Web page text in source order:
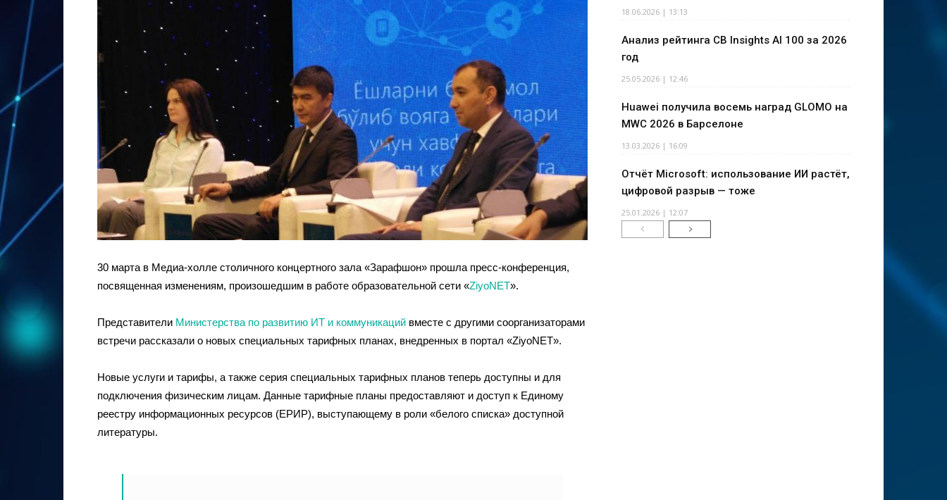
30 марта в Медиа-холле столичного концертного зала «Зарафшон» прошла пресс-конференция,
посвященная изменениям, произошедшим в работе образовательной сети «ZiyoNET».
Представители Министерства по развитию ИТ и коммуникаций вместе с другими соорганизаторами
встречи рассказали о новых специальных тарифных планах, внедренных в портал «ZiyoNET».
Новые услуги и тарифы, а также серия специальных тарифных планов теперь доступны и для
подключения физическим лицам. Данные тарифные планы предоставляют и доступ к Единому
реестру информационных ресурсов (ЕРИР), выступающему в роли «белого списка» доступной
литературы.
18.06.2026 | 13:13
Анализ рейтинга CB Insights AI 100 за 2026
год
25.05.2026 | 12:46
Huawei получила восемь наград GLOMO на
MWC 2026 в Барселоне
13.03.2026 | 16:09
Отчёт Microsoft: использование ИИ растёт,
цифровой разрыв — тоже
25.01.2026 | 12:07